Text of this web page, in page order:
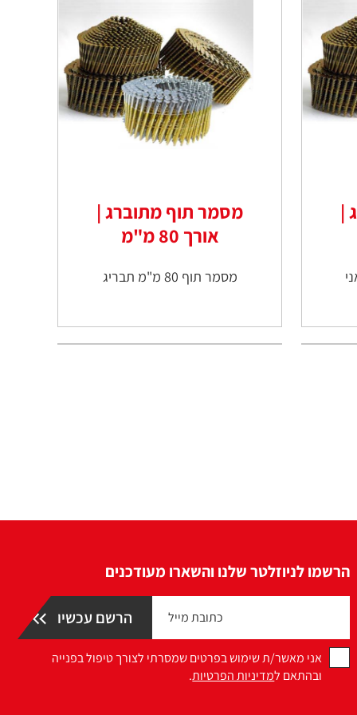
|
מסמר תוף מתוברג |
אורך 80 מ"מ
מסמר תוף 80 מ"מ תבריג
הרשמו לניוזלטר שלנו והשארו מעודכנים
אני מאשר/ת שימוש בפרטים שמסרתי לצורך טיפול בפנייה
ובהתאם למדיניות הפרטיות.